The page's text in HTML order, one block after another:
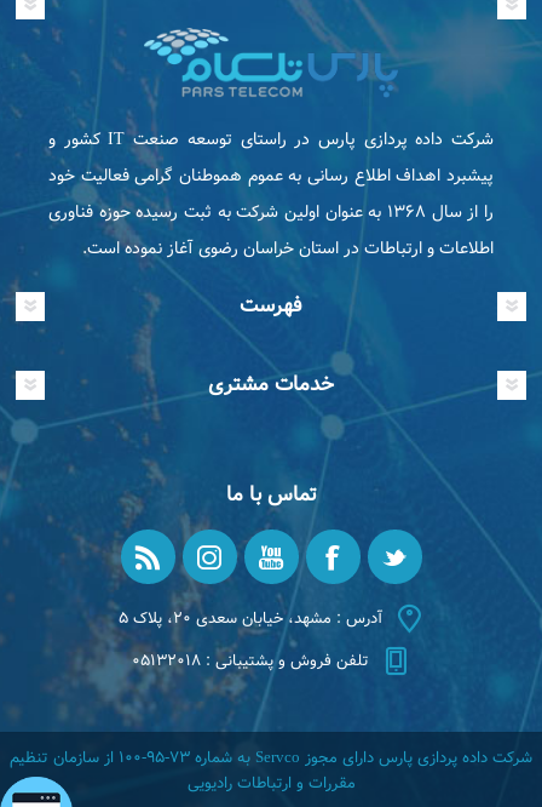
شرکت داده پردازی پارس در راستای توسعه صنعت IT كشور و
پیشبرد اهداف اطلاع رسانی به عموم هموطنان گرامی فعاليت خود
را از سال ۱۳۶۸ به عنوان اولین شرکت به ثبت رسیده حوزه فناوری
اطلاعات و ارتباطات در استان خراسان رضوی آغاز نموده است.
فهرست
خدمات مشتری
تماس با ما
آدرس : مشهد، خیابان سعدی ۲۰، پلاک ۵
تلفن فروش و پشتیبانی : ۰۵۱۳۲۰۱۸
شرکت داده پردازی پارس دارای مجوز Servco به شماره ۷۳-۹۵-۱۰۰ از سازمان تنظیم
مقررات و ارتباطات رادیویی